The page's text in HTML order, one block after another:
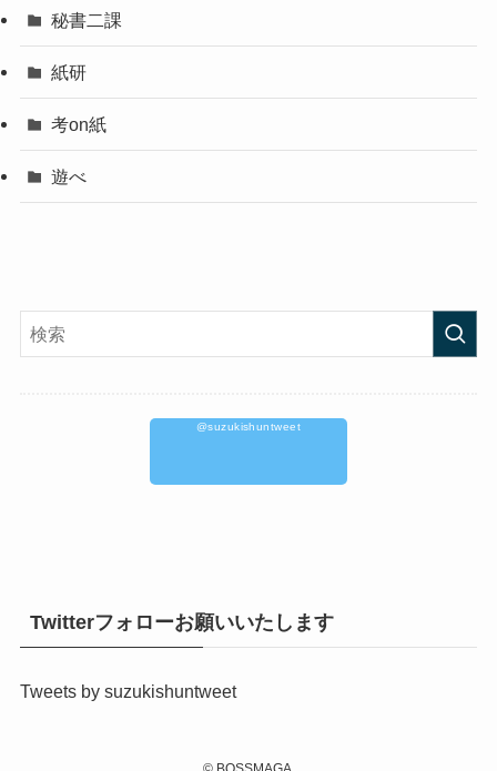
秘書二課
紙研
考on紙
遊べ
@suzukishuntweet
Twitterフォローお願いいたします
Tweets by suzukishuntweet